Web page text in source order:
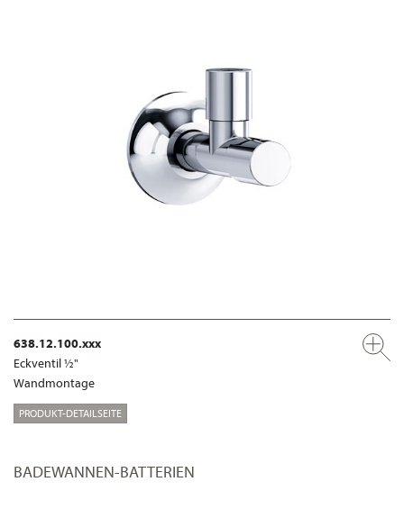
638.12.100.xxx
Eckventil ½"
Wandmontage
PRODUKT-DETAILSEITE
BADEWANNEN-BATTERIEN